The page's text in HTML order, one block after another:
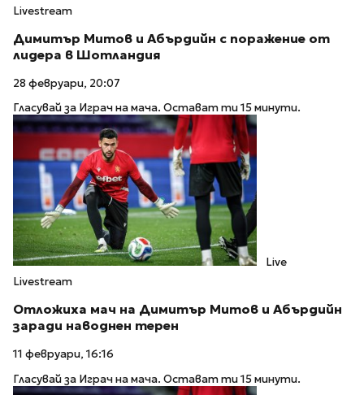
Livestream
Димитър Митов и Абърдийн с поражение от
лидера в Шотландия
28 февруари, 20:07
Гласувай за Играч на мача. Остават ти 15 минути.
Live
Livestream
Отложиха мач на Димитър Митов и Абърдийн
заради наводнен терен
11 февруари, 16:16
Гласувай за Играч на мача. Остават ти 15 минути.